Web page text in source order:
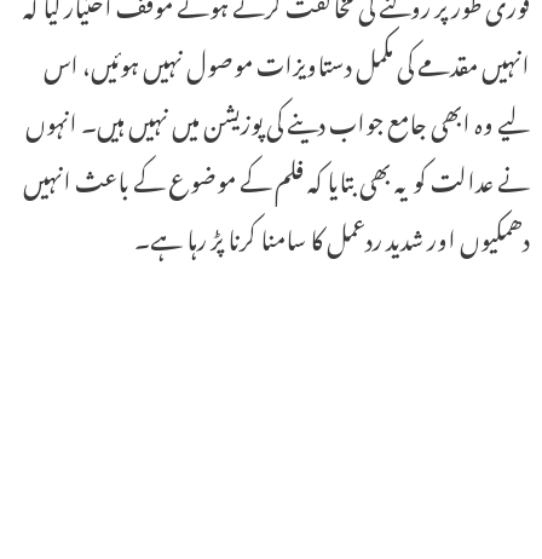
انہیں مقدمے کی مکمل دستاویزات موصول نہیں ہوئیں، اس
لیے وہ ابھی جامع جواب دینے کی پوزیشن میں نہیں ہیں۔ انہوں
نے عدالت کو یہ بھی بتایا کہ فلم کے موضوع کے باعث انہیں
دھمکیوں اور شدید ردعمل کا سامنا کرنا پڑ رہا ہے۔